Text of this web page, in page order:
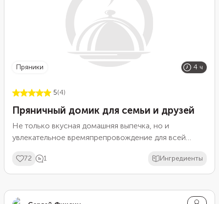
пряники 4 ч
5(4)
Пряничный домик для семьи и друзей
Не только вкусная домашняя выпечка, но и
увлекательное времяпрепровождение для всей
подарком для близких и друзей. Рецепт
предоставлен блогером _kssyusha_.
72 1 Ингредиенты